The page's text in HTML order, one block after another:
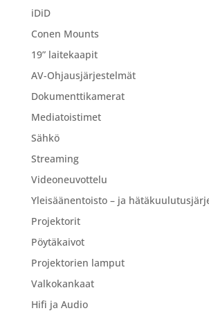
iDiD
Conen Mounts
19” laitekaapit
AV-Ohjausjärjestelmät
Dokumenttikamerat
Mediatoistimet
Sähkö
Streaming
Videoneuvottelu
Yleisäänentoisto – ja
Projektorit
Pöytäkaivot
Projektorien lamput
Valkokankaat
Hifi ja Audio